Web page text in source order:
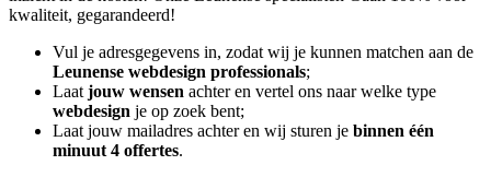
kwaliteit, gegarandeerd!
Vul je adresgegevens in, zodat wij je kunnen matchen aan de
Leunense webdesign professionals;
Laat jouw wensen achter en vertel ons naar welke type
webdesign je op zoek bent;
Laat jouw mailadres achter en wij sturen je binnen één
minuut 4 offertes.